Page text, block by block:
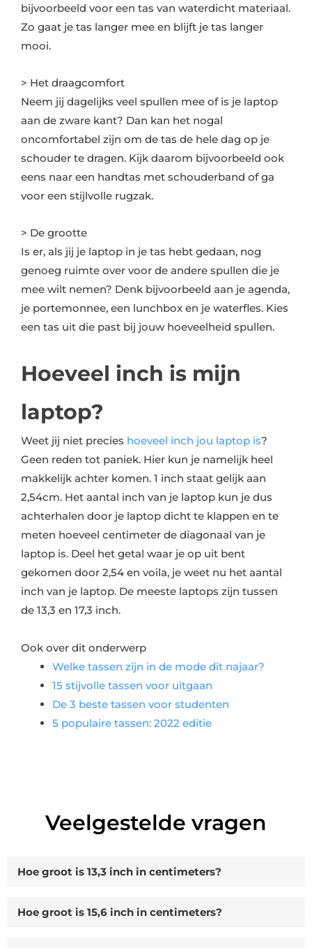
bijvoorbeeld voor een tas van waterdicht materiaal.
Zo gaat je tas langer mee en blijft je tas langer
mooi.
> Het draagcomfort
Neem jij dagelijks veel spullen mee of is je laptop
aan de zware kant? Dan kan het nogal
oncomfortabel zijn om de tas de hele dag op je
schouder te dragen. Kijk daarom bijvoorbeeld ook
eens naar een handtas met schouderband of ga
voor een stijlvolle rugzak.
> De grootte
Is er, als jij je laptop in je tas hebt gedaan, nog
genoeg ruimte over voor de andere spullen die je
mee wilt nemen? Denk bijvoorbeeld aan je agenda,
je portemonnee, een lunchbox en je waterfles. Kies
een tas uit die past bij jouw hoeveelheid spullen.
Hoeveel inch is mijn
laptop?
Weet jij niet precies hoeveel inch jou laptop is?
Geen reden tot paniek. Hier kun je namelijk heel
makkelijk achter komen. 1 inch staat gelijk aan
2,54cm. Het aantal inch van je laptop kun je dus
achterhalen door je laptop dicht te klappen en te
meten hoeveel centimeter de diagonaal van je
laptop is. Deel het getal waar je op uit bent
gekomen door 2,54 en voila, je weet nu het aantal
inch van je laptop. De meeste laptops zijn tussen
de 13,3 en 17,3 inch.
Ook over dit onderwerp
Welke tassen zijn in de mode dit najaar?
15 stijvolle tassen voor uitgaan
De 3 beste tassen voor studenten
5 populaire tassen: 2022 editie
Veelgestelde vragen
Hoe groot is 13,3 inch in centimeters?
Hoe groot is 15,6 inch in centimeters?